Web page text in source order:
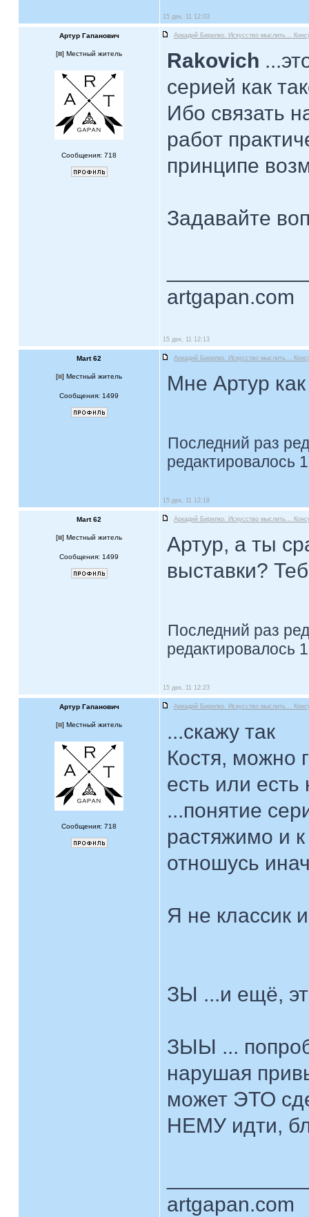
15 дек, 11 12:03
Артур Гапанович Аркадий Бирилко. Искусство мыслить...
[ ] Местный житель
Сообщения: 718
Rakovich
серией как
Ибо связать
работ
принципе
Задавайте
artgapan.com
15 дек, 11 12:13
Mart 62 Аркадий Бирилко. Искусство мыслить...
[ ] Местный житель
Сообщения: 1499
Мне Артур
Последний раз
редактировалось
15 дек, 11 12:18
Mart 62 Аркадий Бирилко. Искусство мыслить...
[ ] Местный житель
Сообщения: 1499
Артур, а ты
выставки?
Последний раз
редактировалось
15 дек, 11 12:23
Артур Гапанович Аркадий Бирилко. Искусство мыслить...
[ ] Местный житель
Сообщения: 718
...скажу так
Костя, можно
есть или есть
...понятие
растяжимо и к
отношусь
Я не классик
ЗЫ ...и ещё,
ЗЫЫ ...
нарушая
может ЭТО
НЕМУ идти,
artgapan.com